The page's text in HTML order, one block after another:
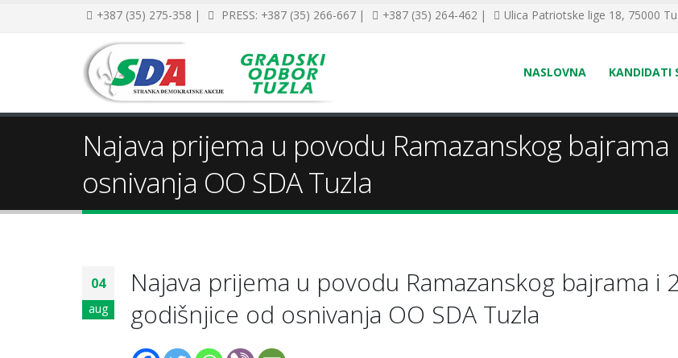
+387 (35) 275-358 | PRESS: +387 (35) 266-667 | +387 (35) 264-462 | Ulica Patriotske lige 18, 75000
NASLOVNA KANDIDATI
Najava prijema u povodu Ramazanskog
osnivanja OO SDA Tuzla
04
aug
Najava prijema u povodu Ramazanskog bajrama i
godišnjice od osnivanja OO SDA Tuzla